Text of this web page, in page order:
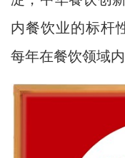
内餐饮业的标杆
每年在餐饮领域